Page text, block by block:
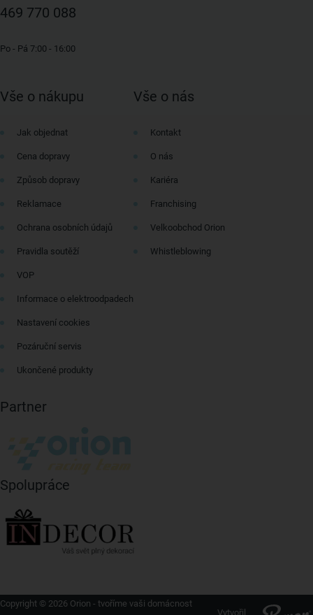
469 770 088
Po - Pá 7:00 - 16:00
Vše o nákupu
Jak objednat
Cena dopravy
Způsob dopravy
Reklamace
Ochrana osobních údajů
Pravidla soutěží
VOP
Informace o elektroodpadech
Nastavení cookies
Pozáruční servis
Ukončené produkty
Vše o nás
Kontakt
O nás
Kariéra
Franchising
Velkoobchod Orion
Whistleblowing
Partner
Spolupráce
Copyright © 2026 Orion - tvoříme vaši domácnost
Vytvořil